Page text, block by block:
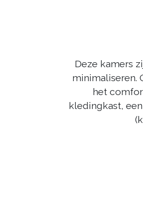
Deze kamers
minimaliseren.
het
kledingkast,